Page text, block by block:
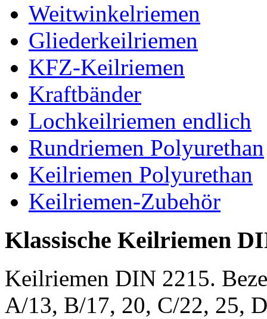
Weitwinkelriemen
Gliederkeilriemen
KFZ-Keilriemen
Kraftbänder
Lochkeilriemen endlich
Rundriemen Polyurethan
Keilriemen Polyurethan
Keilriemen-Zubehör
Klassische Keilriemen
Keilriemen DIN 2215.
A/13, B/17, 20, C/22, 25,